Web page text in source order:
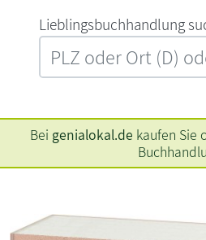
L‍i‍e‍b‍l‍i‍n‍g‍s‍b‍u‍c‍h‍h‍a‍n‍d‍l‍u‍n‍g‍
Bei genialokal.de kaufen Sie